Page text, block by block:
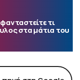
τι
στα μάτια του